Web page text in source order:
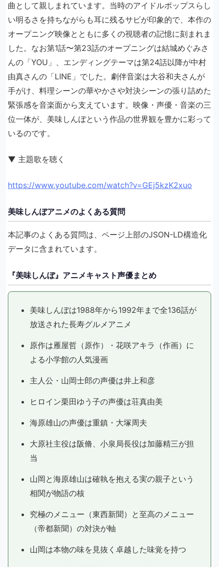
曲として親しまれています。当時のアイドルポップスらし
い明るさを持ちながらも耳に残るサビが印象的で、本作の
オープニング映像とともに多くの視聴者の記憶に刻まれま
した。なお第1話〜第23話のオープニングは結城めぐみさ
んの「YOU」、エンディングテーマは第24話以降が中村
由真さんの「LINE」でした。劇伴音楽は大谷和夫さんが
手がけ、料理シーンの華やかさや対決シーンの張り詰めた
緊張感を音楽面から支えています。映像・声優・音楽の三
位一体が、美味しんぼという作品の世界観を豊かに彩って
いるのです。
▼ 主題歌を聴く
https://www.youtube.com/watch?v=GEj5kzK2xuo
美味しんぼアニメのよくある質問
本記事のよくある質問は、ページ上部のJSON-LD構造化
データに含まれています。
『美味しんぼ』アニメキャスト声優まとめ
美味しんぼは1988年から1992年まで全136話が
放送された長寿グルメアニメ
原作は雁屋哲（原作）・花咲アキラ（作画）に
よる小学館の人気漫画
主人公・山岡士郎の声優は井上和彦
ヒロイン栗田ゆう子の声優は荘真由美
海原雄山の声優は重鎮・大塚周夫
大原社主役は阪脩、小泉局長役は加藤精三が担
当
山岡と海原雄山は確執を抱える実の親子という
相関が物語の核
究極のメニュー（東西新聞）と至高のメニュー
（帝都新聞）の対決が軸
山岡は本物の味を見抜く卓越した味覚を持つ